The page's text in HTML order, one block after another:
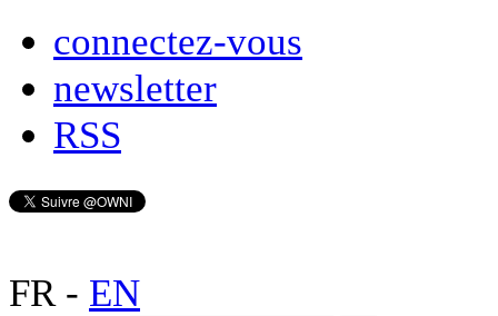
connectez-vous
newsletter
RSS
FR- EN